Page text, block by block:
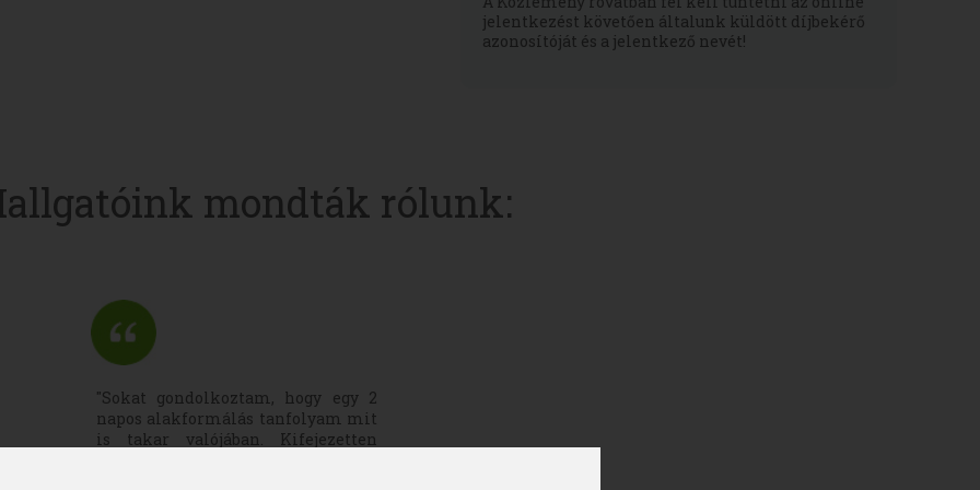
jelentkezést követően általunk küldött díjbekérő
azonosítóját és a jelentkező nevét!
mondták rólunk:
"Sokat gondolkoztam, hogy egy 2
napos alakformálás tanfolyam mit
is takar valójában. Kifejezetten